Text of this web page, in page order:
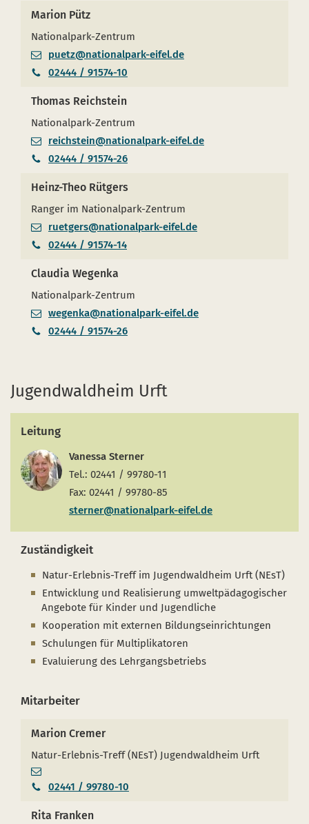
Marion Pütz
Nationalpark-Zentrum
puetz@nationalpark-eifel.de
02444 / 91574-10
Thomas Reichstein
Nationalpark-Zentrum
reichstein@nationalpark-eifel.de
02444 / 91574-26
Heinz-Theo Rütgers
Ranger im Nationalpark-Zentrum
ruetgers@nationalpark-eifel.de
02444 / 91574-14
Claudia Wegenka
Nationalpark-Zentrum
wegenka@nationalpark-eifel.de
02444 / 91574-26
Jugendwaldheim Urft
Leitung
Vanessa Sterner
Tel.: 02441 / 99780-11
Fax: 02441 / 99780-85
sterner@nationalpark-eifel.de
Zuständigkeit
Natur-Erlebnis-Treff im Jugendwaldheim Urft (NEsT)
Entwicklung und Realisierung umweltpädagogischer
Angebote für Kinder und Jugendliche
Kooperation mit externen Bildungseinrichtungen
Schulungen für Multiplikatoren
Evaluierung des Lehrgangsbetriebs
Mitarbeiter
Marion Cremer
Natur-Erlebnis-Treff (NEsT) Jugendwaldheim Urft
02441 / 99780-10
Rita Franken